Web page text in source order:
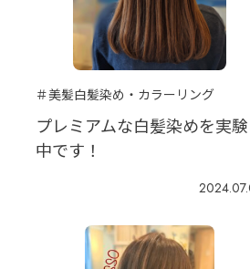
＃美髪白髪染め・カラーリング
プレミアムな白髪染めを実験
中です！